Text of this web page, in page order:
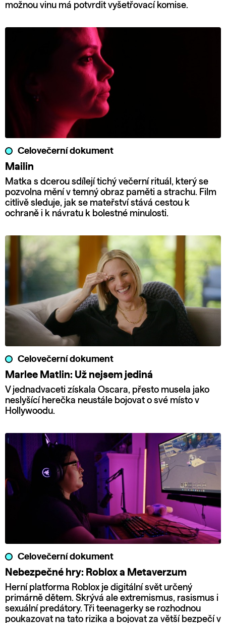
možnou vinu má potvrdit vyšetřovací komise.
Celovečerní dokument
Mailin
Matka s dcerou sdílejí tichý večerní rituál, který se
pozvolna mění v temný obraz paměti a strachu. Film
citlivě sleduje, jak se mateřství stává cestou k
ochraně i k návratu k bolestné minulosti.
Celovečerní dokument
Marlee Matlin: Už nejsem jediná
V jednadvaceti získala Oscara, přesto musela jako
neslyšící herečka neustále bojovat o své místo v
Hollywoodu.
Celovečerní dokument
Nebezpečné hry: Roblox a Metaverzum
Herní platforma Roblox je digitální svět určený
primárně dětem. Skrývá ale extremismus, rasismus i
sexuální predátory. Tři teenagerky se rozhodnou
poukazovat na tato rizika a bojovat za větší bezpečí v